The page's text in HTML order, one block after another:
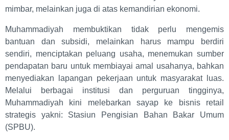
mimbar, melainkan juga di atas kemandirian ekonomi.
Muhammadiyah membuktikan tidak perlu mengemis
bantuan dan subsidi, melainkan harus mampu berdiri
sendiri, menciptakan peluang usaha, menemukan sumber
pendapatan baru untuk membiayai amal usahanya, bahkan
menyediakan lapangan pekerjaan untuk masyarakat luas.
Melalui berbagai institusi dan perguruan tingginya,
Muhammadiyah kini melebarkan sayap ke bisnis retail
strategis yakni: Stasiun Pengisian Bahan Bakar Umum
(SPBU).